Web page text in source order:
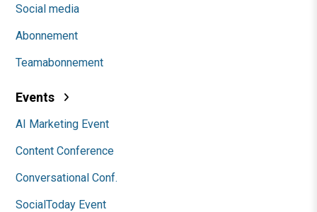
Social media
Abonnement
Teamabonnement
Events
AI Marketing Event
Content Conference
Conversational Conf.
SocialToday Event